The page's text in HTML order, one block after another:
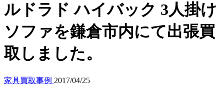
ルドラド ハイバック 3人掛け
ソファを鎌倉市内にて出張買
取しました。
家具買取事例 2017/04/25